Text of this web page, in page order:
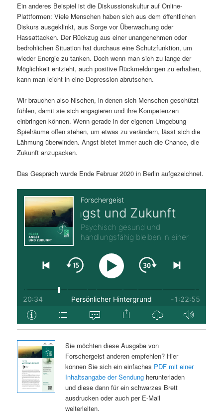
en
n
Ein anderes Beispiel ist die Diskussionskultur auf Online-
Plattformen: Viele Menschen haben sich aus dem öffentlichen
Diskurs ausgeklinkt, aus Sorge vor Überwachung oder
Hassattacken. Der Rückzug aus einer unangenehmen oder
bedrohlichen Situation hat durchaus eine Schutzfunktion, um
wieder Energie zu tanken. Doch wenn man sich zu lange der
Möglichkeit entzieht, auch positive Rückmeldungen zu erhalten,
kann man leicht in eine Depression abrutschen.
Wir brauchen also Nischen, in denen sich Menschen geschützt
fühlen, damit sie sich engagieren und ihre Kompetenzen
einbringen können. Wenn gerade in der eigenen Umgebung
Spielräume offen stehen, um etwas zu verändern, lässt sich die
Lähmung überwinden. Angst bietet immer auch die Chance, die
Zukunft anzupacken.
Das Gespräch wurde Ende Februar 2020 in Berlin aufgezeichnet.
Sie möchten diese Ausgabe von
Forschergeist anderen empfehlen? Hier
können Sie sich ein einfaches PDF mit einer
Inhaltsangabe der Sendungherunterladen
und diese dann für ein schwarzes Brett
ausdrucken oder auch per E-Mail
weiterleiten.